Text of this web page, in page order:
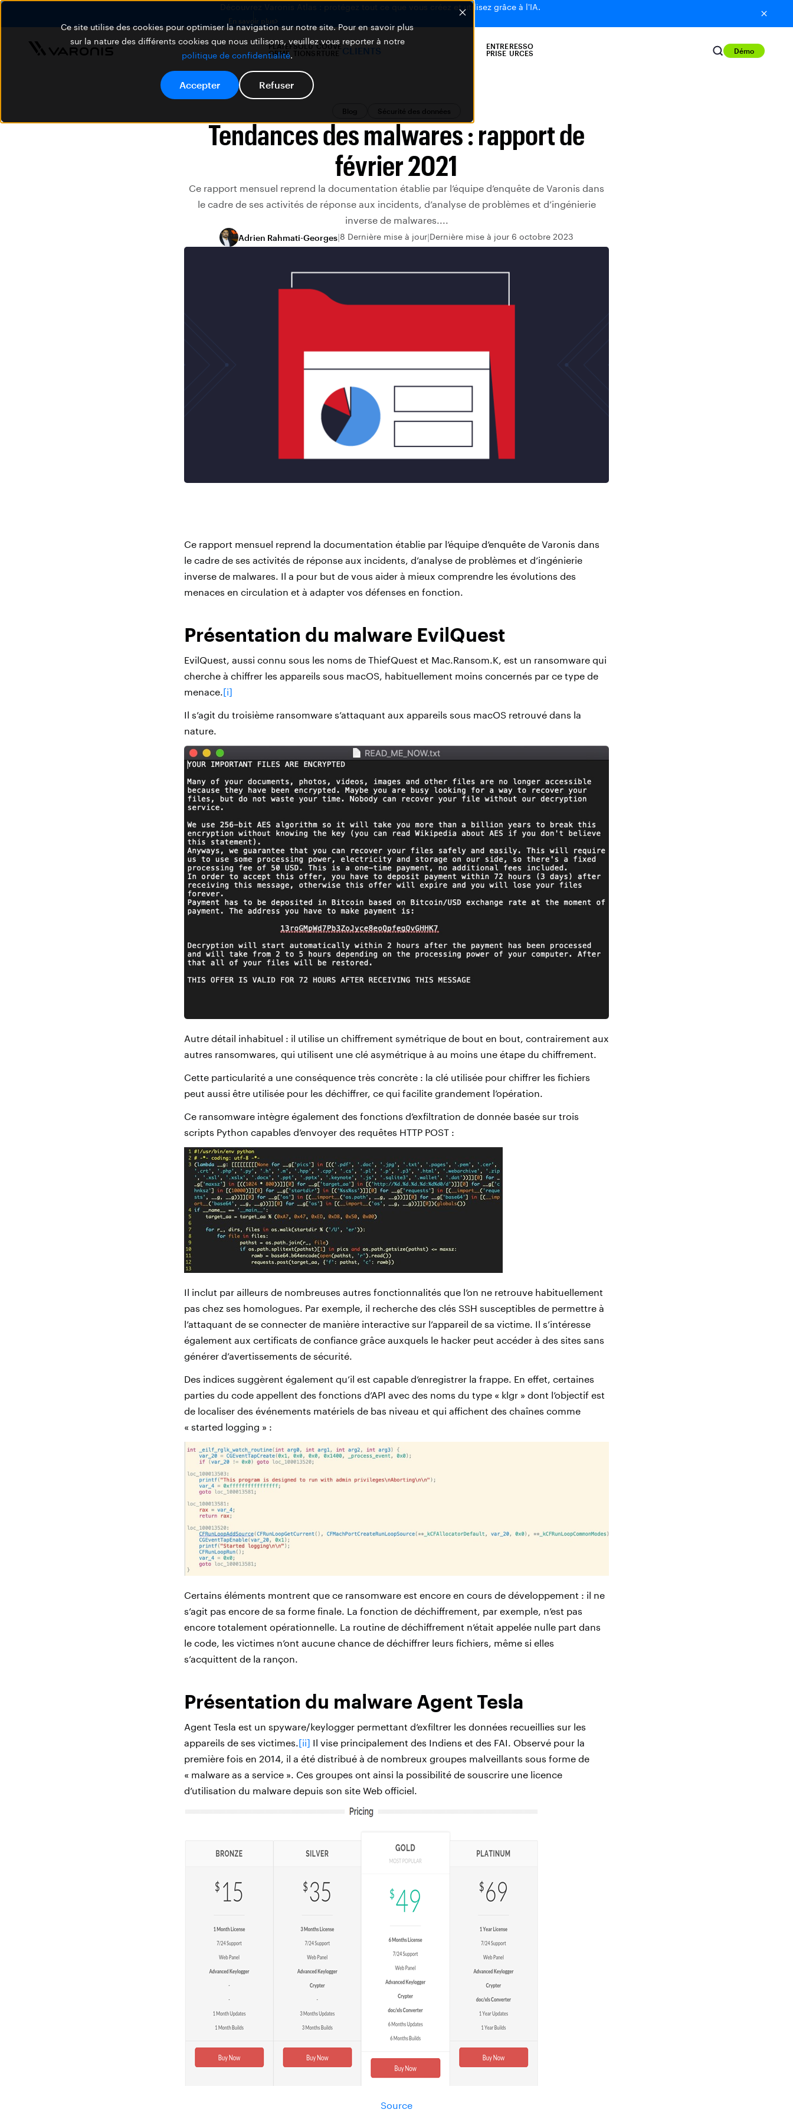
Ce site utilise des cookies pour optimiser la navigation sur notre site. Pour en savoir plus
sur la nature des différents cookies que nous utilisons, veuillez vous reporter à notre
politique de confidentialité.
Accepter Refuser
Découvrez Varonis Atlas : protégez tout ce que vous créez et utilisez grâce à l'IA.
En savoir plus
PLATEF
ORME
SOLU
TIONS
COUVE
RTURE CLIENTS
ENTRE
PRISE
RESSO
URCES
Démo
Blog Sécurité des données
Tendances des malwares : rapport de
février 2021
Ce rapport mensuel reprend la documentation établie par l’équipe d’enquête de Varonis dans
le cadre de ses activités de réponse aux incidents, d’analyse de problèmes et d’ingénierie
inverse de malwares....
Adrien Rahmati-Georges 8 Dernière mise à jour Dernière mise à jour 6 octobre 2023
Ce rapport mensuel reprend la documentation établie par l’équipe d’enquête de Varonis dans
le cadre de ses activités de réponse aux incidents, d’analyse de problèmes et d’ingénierie
inverse de malwares. Il a pour but de vous aider à mieux comprendre les évolutions des
menaces en circulation et à adapter vos défenses en fonction.
Présentation du malware EvilQuest
EvilQuest, aussi connu sous les noms de ThiefQuest et Mac.Ransom.K, est un ransomware qui
cherche à chiffrer les appareils sous macOS, habituellement moins concernés par ce type de
menace.[i]
Il s’agit du troisième ransomware s’attaquant aux appareils sous macOS retrouvé dans la
nature.
Autre détail inhabituel : il utilise un chiffrement symétrique de bout en bout, contrairement aux
autres ransomwares, qui utilisent une clé asymétrique à au moins une étape du chiffrement.
Cette particularité a une conséquence très concrète : la clé utilisée pour chiffrer les fichiers
peut aussi être utilisée pour les déchiffrer, ce qui facilite grandement l’opération.
Ce ransomware intègre également des fonctions d’exfiltration de donnée basée sur trois
scripts Python capables d’envoyer des requêtes HTTP POST :
Il inclut par ailleurs de nombreuses autres fonctionnalités que l’on ne retrouve habituellement
pas chez ses homologues. Par exemple, il recherche des clés SSH susceptibles de permettre à
l’attaquant de se connecter de manière interactive sur l’appareil de sa victime. Il s’intéresse
également aux certificats de confiance grâce auxquels le hacker peut accéder à des sites sans
générer d’avertissements de sécurité.
Des indices suggèrent également qu’il est capable d’enregistrer la frappe. En effet, certaines
parties du code appellent des fonctions d’API avec des noms du type « klgr » dont l’objectif est
de localiser des événements matériels de bas niveau et qui affichent des chaînes comme
« started logging » :
Certains éléments montrent que ce ransomware est encore en cours de développement : il ne
s’agit pas encore de sa forme finale. La fonction de déchiffrement, par exemple, n’est pas
encore totalement opérationnelle. La routine de déchiffrement n’était appelée nulle part dans
le code, les victimes n’ont aucune chance de déchiffrer leurs fichiers, même si elles
s’acquittent de la rançon.
Présentation du malware Agent Tesla
Agent Tesla est un spyware/keylogger permettant d’exfiltrer les données recueillies sur les
appareils de ses victimes.[ii] Il vise principalement des Indiens et des FAI. Observé pour la
première fois en 2014, il a été distribué à de nombreux groupes malveillants sous forme de
« malware as a service ». Ces groupes ont ainsi la possibilité de souscrire une licence
d’utilisation du malware depuis son site Web officiel.
Source